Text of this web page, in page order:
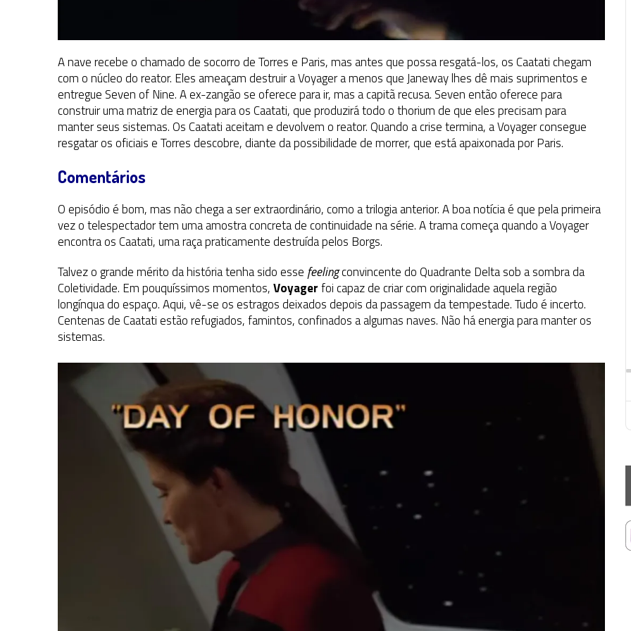
A nave recebe o chamado de socorro de Torres e Paris, mas antes que possa resgatá-los, os Caatati chegam
com o núcleo do reator. Eles ameaçam destruir a Voyager a menos que Janeway lhes dê mais suprimentos e
entregue Seven of Nine. A ex-zangão se oferece para ir, mas a capitã recusa. Seven então oferece para
construir uma matriz de energia para os Caatati, que produzirá todo o thorium de que eles precisam para
manter seus sistemas. Os Caatati aceitam e devolvem o reator. Quando a crise termina, a Voyager consegue
resgatar os oficiais e Torres descobre, diante da possibilidade de morrer, que está apaixonada por Paris.
Comentários
O episódio é bom, mas não chega a ser extraordinário, como a trilogia anterior. A boa notícia é que pela primeira
vez o telespectador tem uma amostra concreta de continuidade na série. A trama começa quando a Voyager
encontra os Caatati, uma raça praticamente destruída pelos Borgs.
Talvez o grande mérito da história tenha sido esse feelingconvincente do Quadrante Delta sob a sombra da
Coletividade. Em pouquíssimos momentos,Voyagerfoi capaz de criar com originalidade aquela região
longínqua do espaço. Aqui, vê-se os estragos deixados depois da passagem da tempestade. Tudo é incerto.
Centenas de Caatati estão refugiados, famintos, confinados a algumas naves. Não há energia para manter os
sistemas.